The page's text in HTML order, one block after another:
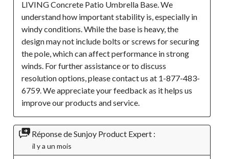
LIVING Concrete Patio Umbrella Base. We
understand how important stability is, especially in
windy conditions. While the base is heavy, the
design may not include bolts or screws for securing
the pole, which can affect performance in strong
winds. For further assistance or to discuss
resolution options, please contact us at 1-877-483-
6759. We appreciate your feedback as it helps us
improve our products and service.
Réponse de Sunjoy Product Expert :
il y a un mois